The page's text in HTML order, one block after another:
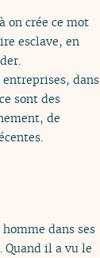
on crée ce mot
esclave, en
dans
sont des
de
dans ses
Quand il a vu le